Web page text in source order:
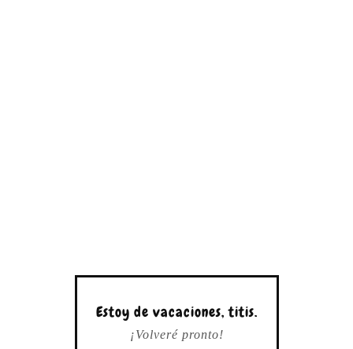
Estoy de vacaciones, titis.
¡Volveré pronto!